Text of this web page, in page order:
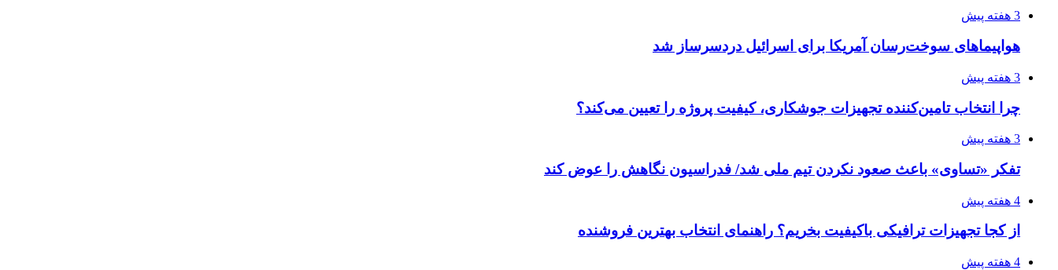
3 هفته پیش
هواپیماهای سوخت‌رسان آمریکا برای اسرائیل دردسرساز شد
3 هفته پیش
چرا انتخاب تامین‌کننده تجهیزات جوشکاری، کیفیت پروژه را تعیین می‌کند؟
3 هفته پیش
تفکر «تساوی» باعث صعود نکردن تیم ملی شد/ فدراسیون نگاهش را عوض کند
4 هفته پیش
از کجا تجهیزات ترافیکی باکیفیت بخریم؟ راهنمای انتخاب بهترین فروشنده
4 هفته پیش